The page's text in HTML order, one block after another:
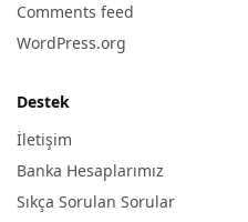
Comments feed
WordPress.org
Destek
İletişim
Banka Hesaplarımız
Sıkça Sorulan Sorular